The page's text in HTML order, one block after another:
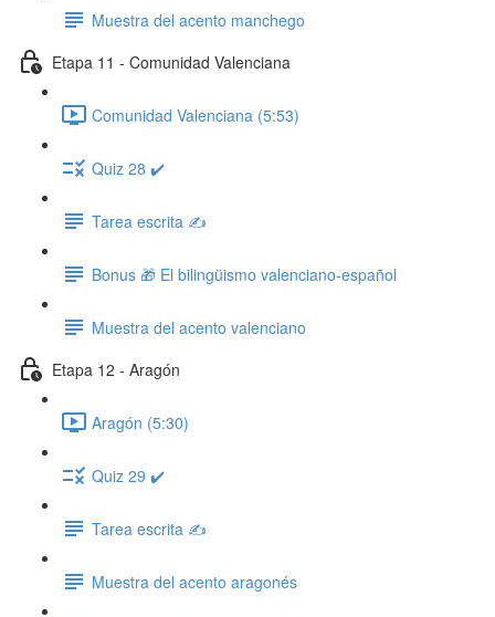
Muestra del acento manchego
Etapa 11 - Comunidad Valenciana
Comunidad Valenciana (5:53)
Quiz 28 ✔️
Tarea escrita ✍️
Bonus 🎁 El bilingüismo valenciano-español
Muestra del acento valenciano
Etapa 12 - Aragón
Aragón (5:30)
Quiz 29 ✔️
Tarea escrita ✍️
Muestra del acento aragonés